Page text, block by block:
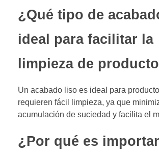
¿Qué tipo de
ideal para facilitar la
limpieza de
Un acabado liso es ideal para
requieren fácil limpieza, ya que
acumulación de suciedad y facilita el
¿Por qué es